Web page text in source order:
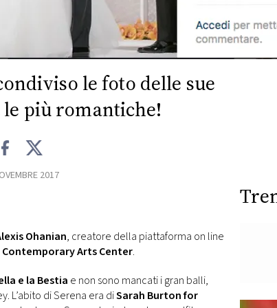
le foto delle sue
le più romantiche!
2017
Ohanian, creatore della piattaforma on line
Contemporary Arts Center.
e la Bestia e non sono mancati i gran balli,
L’abito di Serena era diSarah Burton for